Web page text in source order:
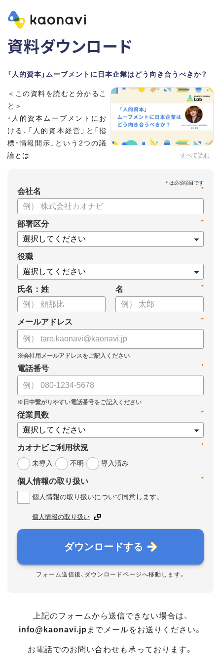
資料ダウンロード
「人的資本」ムーブメントに日本企業はどう向き合うべきか？
すべて読む
＜この資料を読むと分かるこ
と＞
・人的資本ムーブメントにお
ける、「人的資本経営」と「指
標・情報開示」という2つの議
論とは
・第三者から与えられるお墨付きともいえる「ISO30414」
・「有価証券報告書」の変更をはじめとする日本の動向
*
会社名
*
部署区分
役職
氏名：姓 *
名
*
メールアドレス
*
電話番号
*
従業員数
*
カオナビご利用状況
未導入
不明 導入済み
*
個人情報の取り扱い
個人情報の取り扱いについて同意します。
個人情報の取り扱い
ダウンロードする
フォーム送信後、ダウンロードページへ移動します。
上記のフォームから送信できない場合は、
info@kaonavi.jp までメールをお送りください。
お電話でのお問い合わせも承っております。